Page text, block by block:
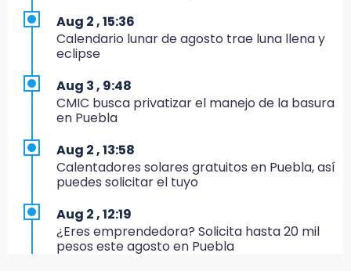
17:20
Conductora se estampa contra vivienda y
mata a trabajador en Tehuacán
17:18
Advierten sanciones por estacionarse en
avenida de Tlatlauquitepec
17:15
Profeco suspende Cimera Gym Club en
Cholula tras detectar cinco irregularidades
16:51
Recuperan espacios deportivos en La
Libertad
Aug 2 , 15:36
Calendario lunar de agosto trae luna llena y
eclipse
Aug 3 , 9:48
CMIC busca privatizar el manejo de la basura
en Puebla
Aug 2 , 13:58
Calentadores solares gratuitos en Puebla, así
puedes solicitar el tuyo
Aug 2 , 12:19
¿Eres emprendedora? Solicita hasta 20 mil
pesos este agosto en Puebla